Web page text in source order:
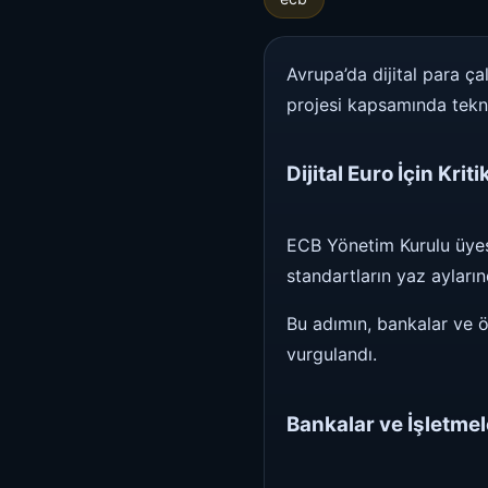
Avrupa’da dijital para
projesi kapsamında
Dijital Euro İçin
ECB Yönetim Kurulu
standartların yaz
Bu adımın, bankalar ve
vurgulandı.
Bankalar ve